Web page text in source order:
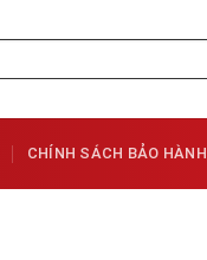
CHÍNH SÁCH BẢO HÀNH